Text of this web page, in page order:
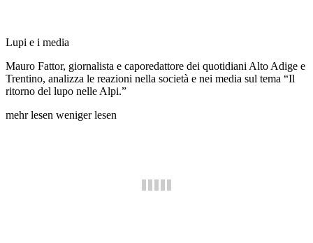
Lupi e i media
Mauro Fattor, giornalista e caporedattore dei quotidiani Alto Adige e
Trentino, analizza le reazioni nella società e nei media sul tema “Il
ritorno del lupo nelle Alpi.”
mehr lesen weniger lesen